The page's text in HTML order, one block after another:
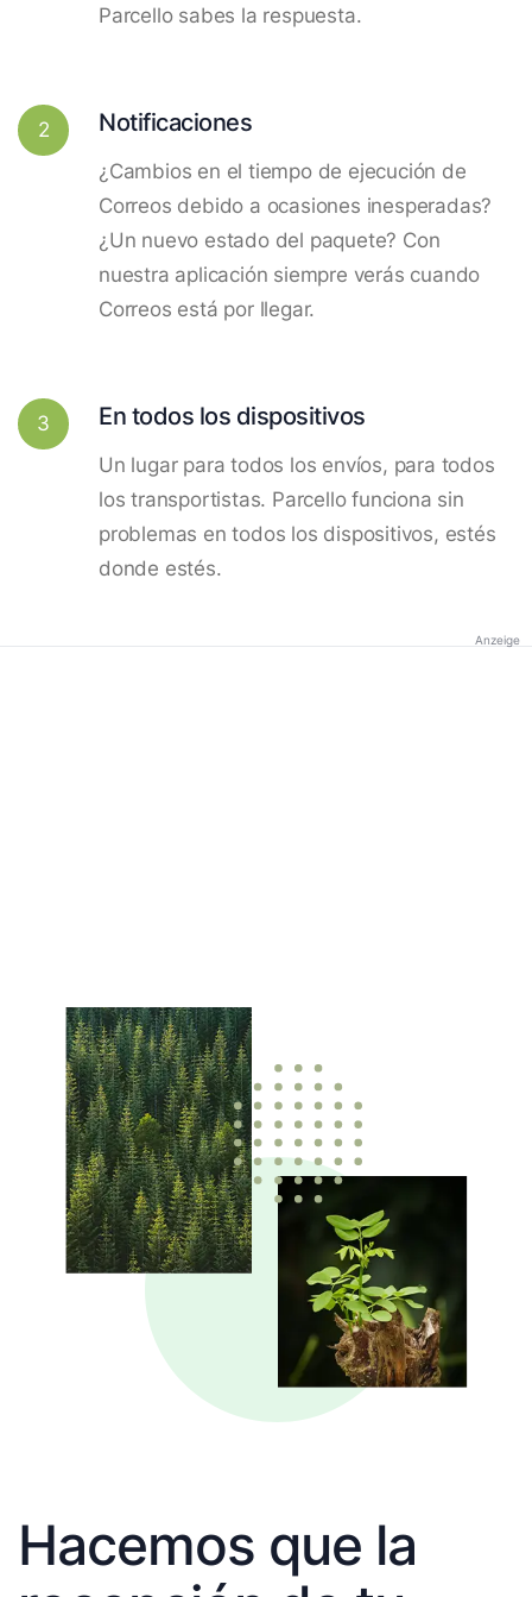
Parcello sabes la respuesta.
2 Notificaciones
¿Cambios en el tiempo de ejecución de
Correos debido a ocasiones inesperadas?
¿Un nuevo estado del paquete? Con
nuestra aplicación siempre verás cuando
Correos está por llegar.
3 En todos los dispositivos
Un lugar para todos los envíos, para todos
los transportistas. Parcello funciona sin
problemas en todos los dispositivos, estés
donde estés.
Anzeige
Hacemos que la